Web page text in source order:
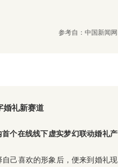
参考自：中国新闻网
婚礼新赛道
个在线线下虚实梦幻联动婚礼产
己喜欢的形象后，便来到婚礼现